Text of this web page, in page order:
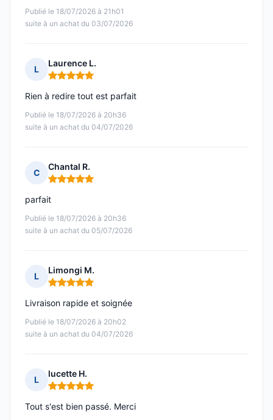
Publié le 18/07/2026 à 21h01
suite à un achat du 03/07/2026
L
Laurence L.
Note : 5 sur 5
Publié le 18/07/2026 à 20h36
suite à un achat du 04/07/2026
Rien à redire tout est parfait
C
Chantal R.
Note : 5 sur 5
Publié le 18/07/2026 à 20h36
suite à un achat du 05/07/2026
parfait
L
Limongi M.
Note : 5 sur 5
Publié le 18/07/2026 à 20h02
suite à un achat du 04/07/2026
Livraison rapide et soignée
L
lucette H.
Note : 5 sur 5
Tout s'est bien passé. Merci